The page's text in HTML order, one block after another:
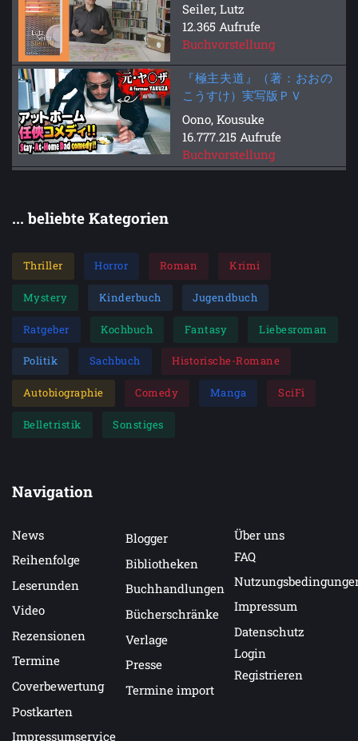
Seiler, Lutz
12.365 Aufrufe
Buchvorstellung
『極主夫道』（著：おおの
こうすけ）実写版ＰＶ
Oono, Kousuke
16.777.215 Aufrufe
Buchvorstellung
... beliebte Kategorien
Thriller Horror Roman Krimi
Mystery Kinderbuch Jugendbuch
Ratgeber Kochbuch Fantasy Liebesroman
Politik Sachbuch Historische-Romane
Autobiographie Comedy Manga SciFi
Belletristik Sonstiges
Navigation
News
Reihenfolge
Leserunden
Video
Rezensionen
Termine
Coverbewertung
Postkarten
Impressumservice
Blogger
Bibliotheken
Buchhandlungen
Bücherschränke
Verlage
Presse
Termine import
Über uns
FAQ
Impressum
Datenschutz
Login
Registrieren